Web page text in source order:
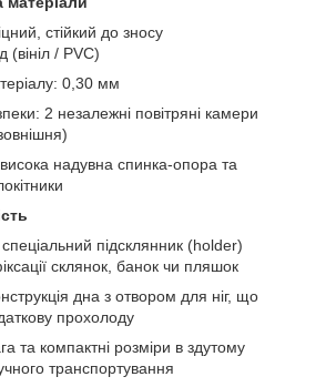
стійкий до зносу
(вініл / PVC)
0,30 мм
2 незалежні повітряні камери
надувна спинка-опора та
підсклянник (holder)
склянок, банок чи пляшок
дна з отвором для ніг, що
прохолоду
та компактні розміри в здутому
транспортування